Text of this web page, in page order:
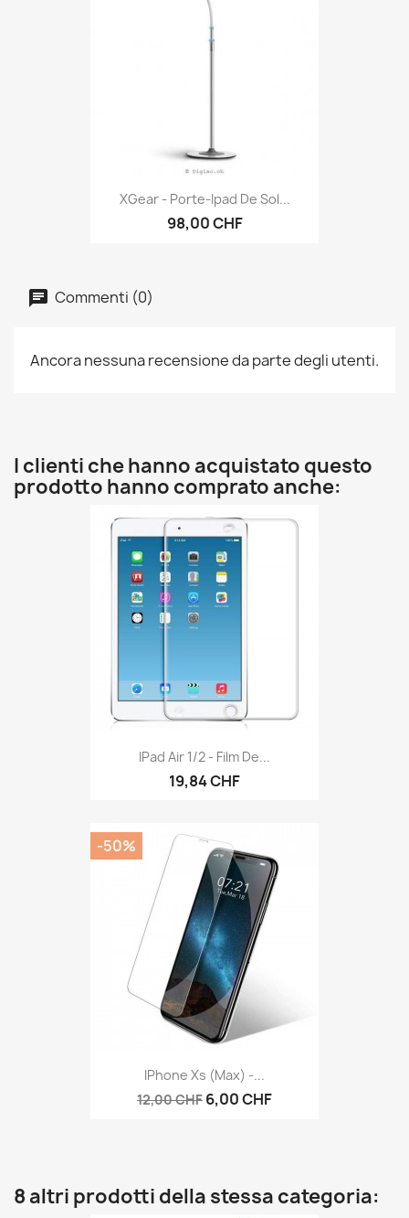
XGear - Porte-Ipad De Sol...
98,00 CHF
Commenti (0)
Ancora nessuna recensione da parte degli utenti.
I clienti che hanno acquistato questo
prodotto hanno comprato anche:
IPad Air 1/2 - Film De...
19,84 CHF
IPhone Xs (Max) -...
12,00 CHF 6,00 CHF
-50%
8 altri prodotti della stessa categoria: